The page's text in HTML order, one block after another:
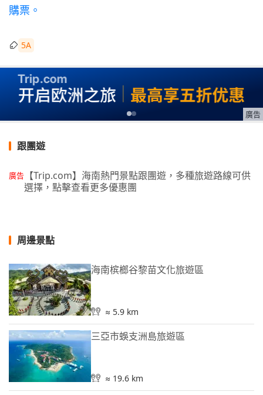
購票。
5A
廣告
跟團遊
廣告 【Trip.com】海南熱門景點跟團遊，多種旅遊路線可供
選擇，點擊查看更多優惠團
周邊景點
海南槟榔谷黎苗文化旅遊區
≈ 5.9 km
三亞市蜈支洲島旅遊區
≈ 19.6 km